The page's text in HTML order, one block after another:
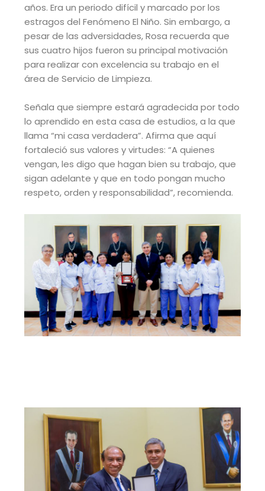
años. Era un periodo difícil y marcado por los
estragosdel Fenómeno El Niño. Sin embargo, a
pesar de lasadversidades, Rosa recuerda que
sus cuatro hijos fueronsu principal motivación
para realizar con excelencia su trabajo en el
área de Servicio de Limpieza.
Señala que siempre estará agradecida por todo
loaprendido en esta casa de estudios, a la que
llama “micasa verdadera”. Afirma que aquí
fortaleció sus valores yvirtudes: “A quienes
vengan, les digo que hagan bien su trabajo, que
sigan adelante y que en todo pongan mucho
respeto, orden y responsabilidad”, recomienda.